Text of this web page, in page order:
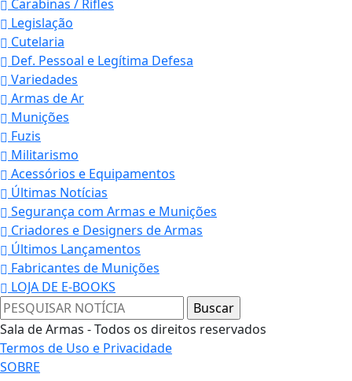
Carabinas / Rifles
Legislação
Cutelaria
Def. Pessoal e Legítima Defesa
Variedades
Armas de Ar
Munições
Fuzis
Militarismo
Acessórios e Equipamentos
Últimas Notícias
Segurança com Armas e Munições
Criadores e Designers de Armas
Últimos Lançamentos
Fabricantes de Munições
LOJA DE E-BOOKS
Sala de Armas - Todos os direitos reservados
Termos de Uso e Privacidade
SOBRE